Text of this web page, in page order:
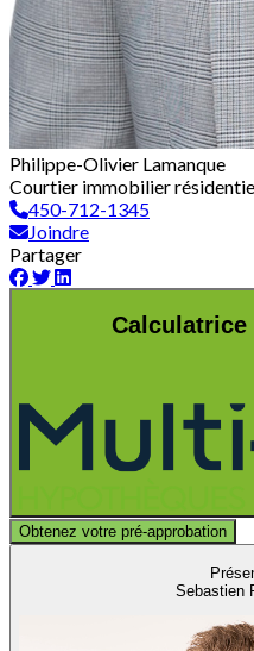
Philippe-Olivier Lamanque
Courtier immobilier
450-712-1345
Joindre
Partager
Calculatrice
Obtenez votre pré-approbation
Sebastien